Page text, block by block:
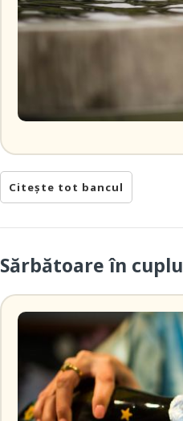
Citește tot bancul
Sărbătoare în cuplu